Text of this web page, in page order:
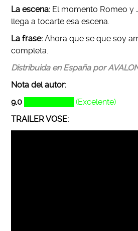
La escena: El momento Romeo y
llega a tocarte esa escena.
La frase: Ahora que se que soy
completa.
Distribuida en España por
Nota del autor:
9,0
█████████ (Excelente)
TRAILER VOSE: